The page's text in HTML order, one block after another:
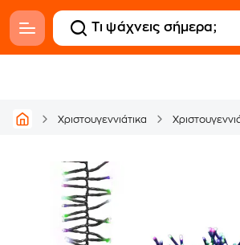
Χριστουγεννιάτικα